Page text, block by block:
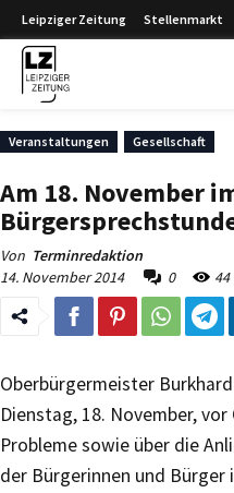
Leipziger Zeitung Stellenmarkt
Veranstaltungen Gesellschaft
Am 18. November
Von Terminredaktion
14. November 2014
0 44
Oberbürgermeister
Dienstag, 18. November,
Probleme sowie über die
der Bürgerinnen und